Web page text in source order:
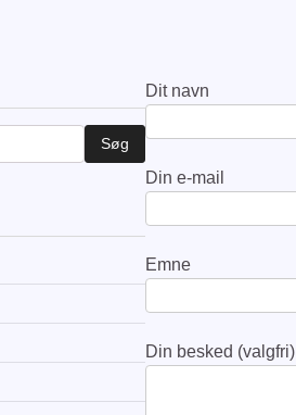
Dit navn
Din e-mail
Emne
Din besked (valgfri)